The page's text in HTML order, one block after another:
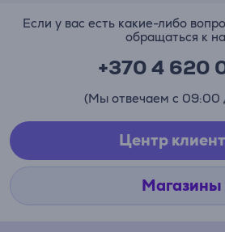
Если у вас есть какие-либо
обращаться к
+370 4 620
(Мы отвечаем с 09:00
Центр
Магазины